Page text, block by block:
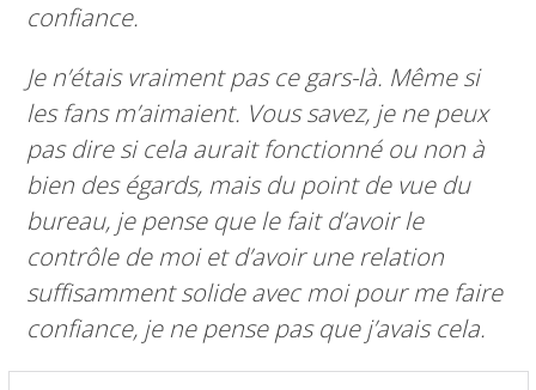
confiance.
Je n’étais vraiment pas ce gars-là. Même si
les fans m’aimaient. Vous savez, je ne peux
pas dire si cela aurait fonctionné ou non à
bien des égards, mais du point de vue du
bureau, je pense que le fait d’avoir le
contrôle de moi et d’avoir une relation
suffisamment solide avec moi pour me faire
confiance, je ne pense pas que j’avais cela.